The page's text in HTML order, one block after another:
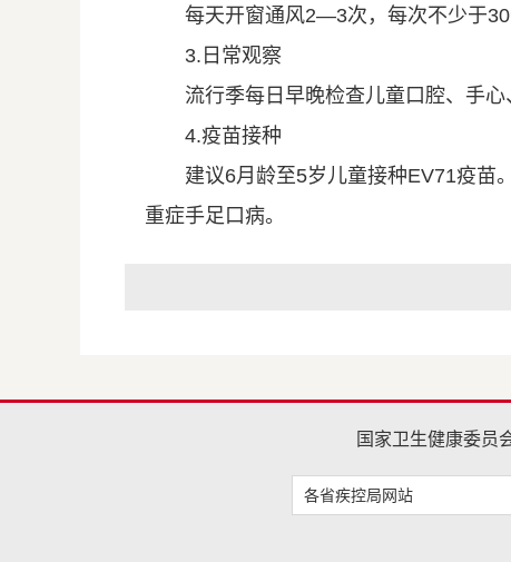
每天开窗通风2—3次，每次不少于
3.日常观察
流行季每日早晚检查儿童口腔、手
4.疫苗接种
建议6月龄至5岁儿童接种EV71疫苗
重症手足口病。
国家卫生健康委员
各省疾控局网站